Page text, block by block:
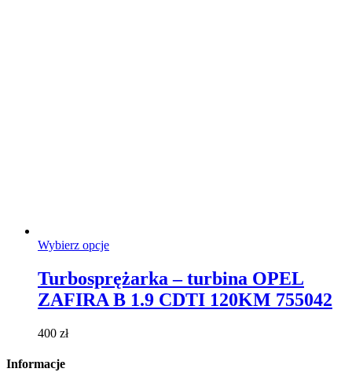
Wybierz opcjeTen
wiele
wariantów.
Turbosprężarka – turbina OPEL
ZAFIRA B 1.9 CDTI 120KM 755042
400 zł
Informacje